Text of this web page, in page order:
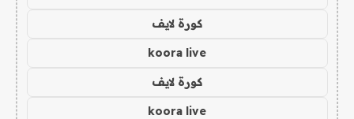
كورة لايف
koora live
كورة لايف
koora live